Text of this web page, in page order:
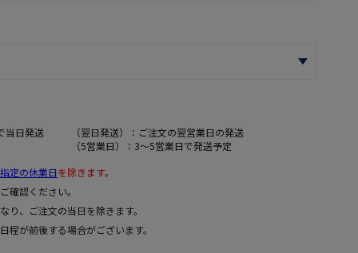
当日発送
（翌日発送）：ご注文の翌営業日の発送
（5営業日）：3～5営業日で発送予定
定の休業日を除きます。
確認ください。
、ご注文の当日を除きます。
が前後する場合がございます。